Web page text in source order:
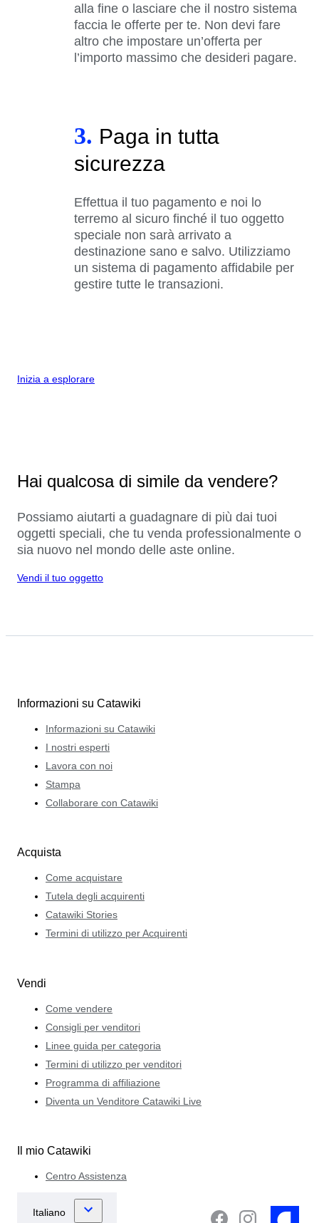
alla fine o lasciare che il nostro sistema
faccia le offerte per te. Non devi fare
altro che impostare un’offerta per
l’importo massimo che desideri pagare.
3. Paga in tutta
sicurezza
Effettua il tuo pagamento e noi lo
terremo al sicuro finché il tuo oggetto
speciale non sarà arrivato a
destinazione sano e salvo. Utilizziamo
un sistema di pagamento affidabile per
gestire tutte le transazioni.
Inizia a esplorare
Hai qualcosa di simile da vendere?
Possiamo aiutarti a guadagnare di più dai tuoi
oggetti speciali, che tu venda professionalmente o
sia nuovo nel mondo delle aste online.
Vendi il tuo oggetto
Informazioni su Catawiki
Informazioni su Catawiki
I nostri esperti
Lavora con noi
Stampa
Collaborare con Catawiki
Acquista
Come acquistare
Tutela degli acquirenti
Catawiki Stories
Termini di utilizzo per Acquirenti
Vendi
Come vendere
Consigli per venditori
Linee guida per categoria
Termini di utilizzo per venditori
Programma di affiliazione
Diventa un Venditore Catawiki Live
Il mio Catawiki
Centro Assistenza